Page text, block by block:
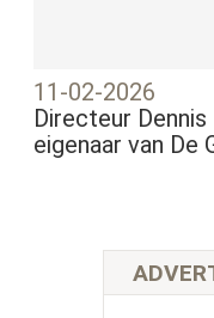
11-02-2026
Directeur
eigenaar van De